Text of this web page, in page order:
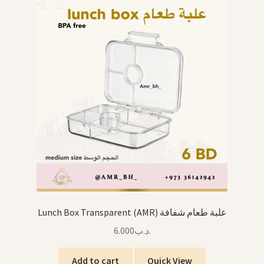
Lunch Box Transparent (AMR) علبة طعام شفافة
.د.ب6.000
Add to cart Quick View